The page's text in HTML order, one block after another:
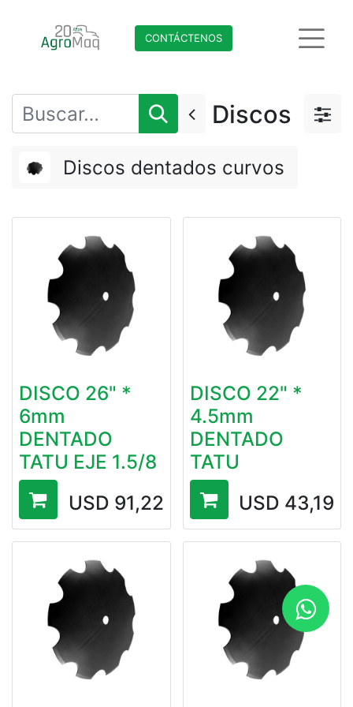
CONTÁCTENO​​​​S
Discos
Discos dentados curvos
DISCO 26" *
6mm
DENTADO
TATU EJE 1.5/8
USD 91,22
DISCO 22" *
4.5mm
DENTADO
TATU
USD 43,19